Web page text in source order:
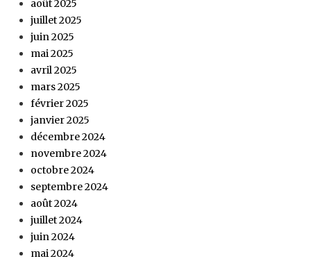
août 2025
juillet 2025
juin 2025
mai 2025
avril 2025
mars 2025
février 2025
janvier 2025
décembre 2024
novembre 2024
octobre 2024
septembre 2024
août 2024
juillet 2024
juin 2024
mai 2024